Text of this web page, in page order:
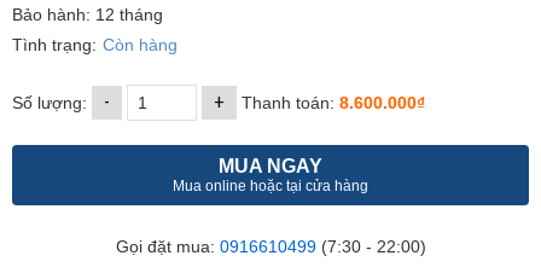
Bảo hành: 12 tháng
Tình trạng: Còn hàng
Số lượng: - + Thanh toán: 8.600.000₫
MUA NGAY
Mua online hoặc tại cửa hàng
Gọi đặt mua: 0916610499(7:30 - 22:00)